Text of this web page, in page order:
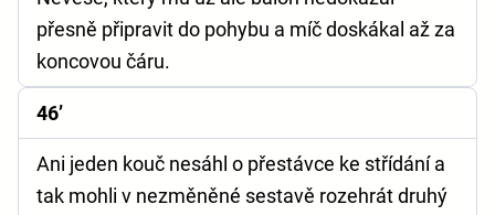
přesně připravit do pohybu a míč doskákal až za
koncovou čáru.
46’
Ani jeden kouč nesáhl o přestávce ke střídání a
tak mohli v nezměněné sestavě rozehrát druhý